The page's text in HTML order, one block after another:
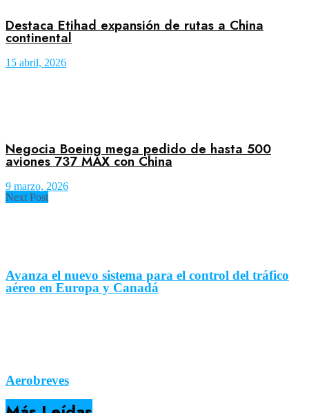
Destaca Etihad expansión de rutas a China
continental
15 abril, 2026
Negocia Boeing mega pedido de hasta 500
aviones 737 MAX con China
9 marzo, 2026
Next Post
Avanza el nuevo sistema para el control del tráfico
aéreo en Europa y Canadá
Aerobreves